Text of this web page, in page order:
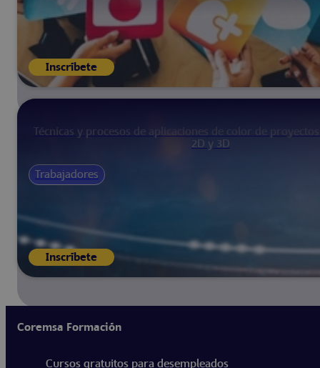
Inscríbete
Técnicas y procesos de aplicaciones de color de
2D y 3D
Trabajadores
Inscríbete
Coremsa Formación
Cursos gratuitos para desempleados